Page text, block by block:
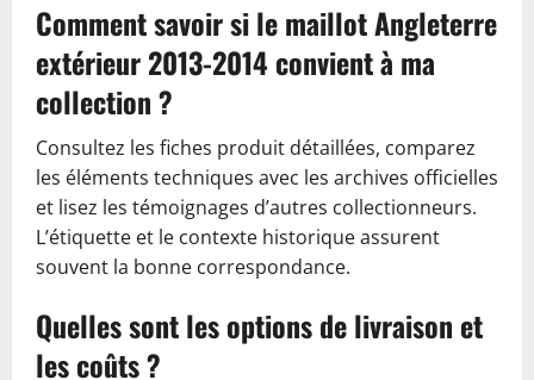
Comment savoir si le maillot Angleterre
extérieur 2013-2014 convient à ma
collection ?
Consultez les fiches produit détaillées, comparez
les éléments techniques avec les archives officielles
et lisez les témoignages d’autres collectionneurs.
L’étiquette et le contexte historique assurent
souvent la bonne correspondance.
Quelles sont les options de livraison et
les coûts ?